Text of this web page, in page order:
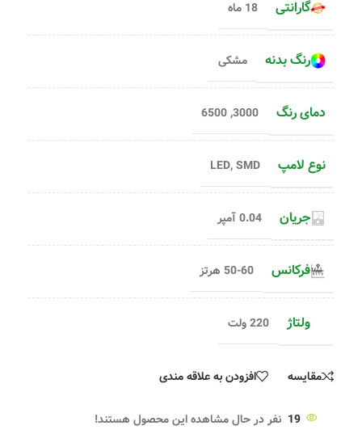
گارانتی 18 ماه
رنگ بدنه مشکی
دمای رنگ 3000
,
6500
نوع لامپ LED,SMD
جریان 0.04 آمپر
فرکانس 50-60 هرتز
ولتاژ 220 ولت
مقایسه افزودن به علاقه مندی
19 نفر در حال مشاهده این محصول هستند!